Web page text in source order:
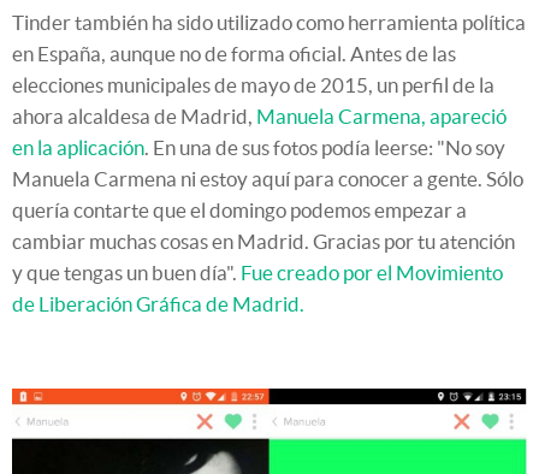
Tinder también ha sido utilizado como herramienta política
en España, aunque no de forma oficial. Antes de las
elecciones municipales de mayo de 2015, un perfil de la
ahora alcaldesa de Madrid, Manuela Carmena, apareció
en la aplicación. En una de sus fotos podía leerse: "No soy
Manuela Carmena ni estoy aquí para conocer a gente. Sólo
quería contarte que el domingo podemos empezar a
cambiar muchas cosas en Madrid. Gracias por tu atención
y que tengas un buen día". Fue creado por el Movimiento
de Liberación Gráfica de Madrid.